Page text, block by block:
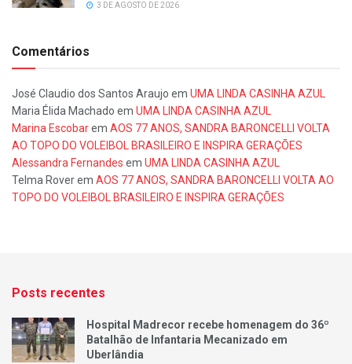
3 DE AGOSTO DE 2026
Comentários
José Claudio dos Santos Araujo em UMA LINDA CASINHA AZUL
Maria Élida Machado em UMA LINDA CASINHA AZUL
Marina Escobarem AOS 77 ANOS, SANDRA BARONCELLI VOLTA
AO TOPO DO VOLEIBOL BRASILEIRO E INSPIRA GERAÇÕES
Alessandra Fernandes em UMA LINDA CASINHA AZUL
Telma Roverem AOS 77 ANOS, SANDRA BARONCELLI VOLTA AO
TOPO DO VOLEIBOL BRASILEIRO E INSPIRA GERAÇÕES
Posts recentes
Hospital Madrecor recebe homenagem do 36º
Batalhão de Infantaria Mecanizado em
Uberlândia